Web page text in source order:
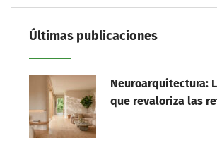
Últimas publicaciones
Neuroarquitectura:
que revaloriza las